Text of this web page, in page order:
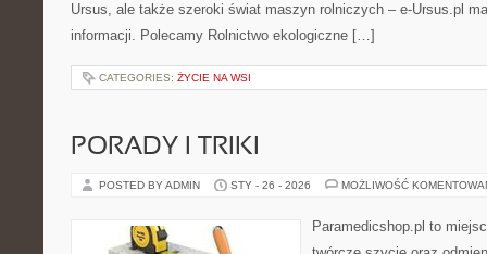
Ursus, ale także szeroki świat maszyn rolniczych – e-Ursus.pl
informacji. Polecamy Rolnictwo ekologiczne […]
CATEGORIES: ŻYCIE NA WSI
PORADY I TRIKI
POSTED BY ADMIN STY - 26 - 2026 MOŻLIWOŚĆ
Paramedicshop.pl to